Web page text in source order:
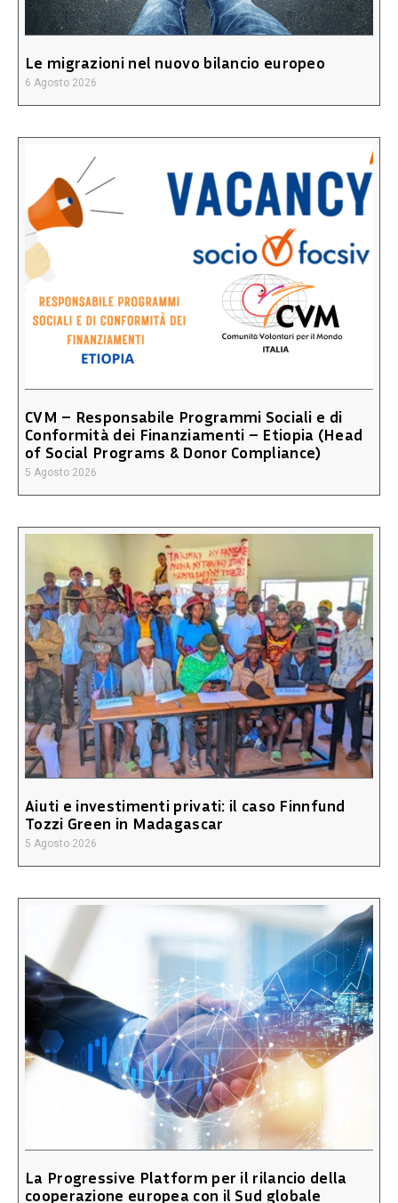
Le migrazioni nel nuovo bilancio europeo
6 Agosto 2026
CVM – Responsabile Programmi Sociali e di
Conformità dei Finanziamenti – Etiopia (Head
of Social Programs & Donor Compliance)
5 Agosto 2026
Aiuti e investimenti privati: il caso Finnfund
Tozzi Green in Madagascar
5 Agosto 2026
La Progressive Platform per il rilancio della
cooperazione europea con il Sud globale